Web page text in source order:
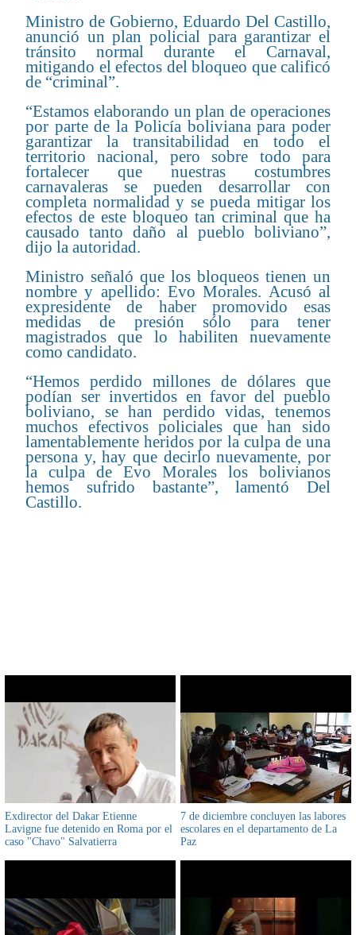
Ministro de Gobierno, Eduardo Del Castillo,
anunció un plan policial para garantizar el
tránsito normal durante el Carnaval,
mitigando el efectos del bloqueo que calificó
de “criminal”.
“Estamos elaborando un plan de operaciones
por parte de la Policía boliviana para poder
garantizar la transitabilidad en todo el
territorio nacional, pero sobre todo para
fortalecer que nuestras costumbres
carnavaleras se pueden desarrollar con
completa normalidad y se pueda mitigar los
efectos de este bloqueo tan criminal que ha
causado tanto daño al pueblo boliviano”,
dijo la autoridad.
Ministro señaló que los bloqueos tienen un
nombre y apellido: Evo Morales. Acusó al
expresidente de haber promovido esas
medidas de presión sólo para tener
magistrados que lo habiliten nuevamente
como candidato.
“Hemos perdido millones de dólares que
podían ser invertidos en favor del pueblo
boliviano, se han perdido vidas, tenemos
muchos efectivos policiales que han sido
lamentablemente heridos por la culpa de una
persona y, hay que decirlo nuevamente, por
la culpa de Evo Morales los bolivianos
hemos sufrido bastante”, lamentó Del
Castillo.
Exdirector del Dakar Etienne
Lavigne fue detenido en Roma por el
caso "Chavo" Salvatierra
7 de diciembre concluyen las labores
escolares en el departamento de La
Paz